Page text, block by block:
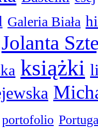
Galeria Biała
Jolanta
książki
portofolio